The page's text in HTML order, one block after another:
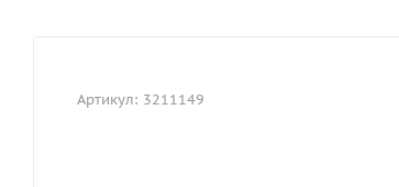
Артикул: 3211149